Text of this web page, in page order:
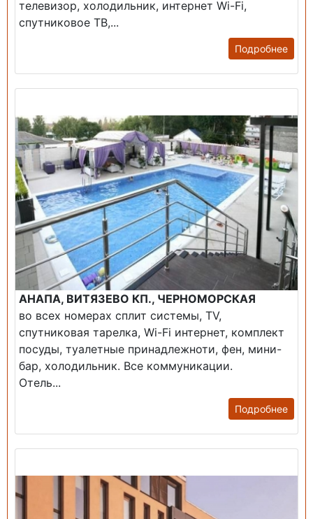
телевизор, холодильник, интернет Wi-Fi,
спутниковое ТВ,...
Подробнее
АНАПА, ВИТЯЗЕВО КП., ЧЕРНОМОРСКАЯ
во всех номерах сплит системы, TV,
спутниковая тарелка, Wi-Fi интернет, комплект
посуды, туалетные принадлежноти, фен, мини-
бар, холодильник. Все коммуникации.
Отель...
Подробнее